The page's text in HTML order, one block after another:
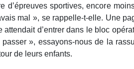
d’épreuves sportives, encore
mal », se rappelle-t-elle. Une
d’entrer dans le bloc
», essayons-nous de la
de leurs enfants.